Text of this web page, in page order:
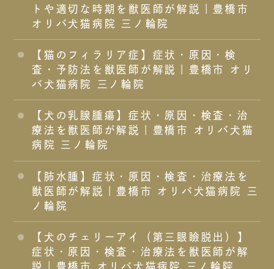
トや適切な時期を獣医師が解説｜豊橋市
オリバ犬猫病院 三ノ輪院
【猫のフィラリア症】症状・原因・検
査・予防法を獣医師が解説｜豊橋市 オリ
バ犬猫病院 三ノ輪院
【犬の乳腺腫瘍】症状・原因・検査・治
療法を獣医師が解説｜豊橋市 オリバ犬猫
病院 三ノ輪院
【肺水腫】症状・原因・検査・治療法を
獣医師が解説｜豊橋市 オリバ犬猫病院 三
ノ輪院
【犬のチェリーアイ（第三眼瞼脱出）】
症状・原因・検査・治療法を獣医師が解
説｜豊橋市 オリバ犬猫病院 三ノ輪院